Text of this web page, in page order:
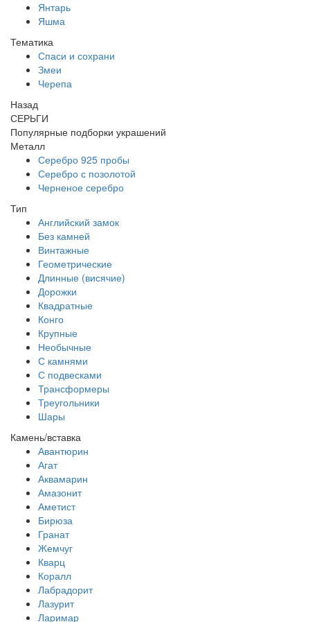
Янтарь
Яшма
Тематика
Спаси и сохрани
Змеи
Черепа
Назад
СЕРЬГИ
Популярные подборки украшений
Металл
Серебро 925 пробы
Серебро с позолотой
Черненое серебро
Тип
Английский замок
Без камней
Винтажные
Геометрические
Длинные (висячие)
Дорожки
Квадратные
Конго
Крупные
Необычные
С камнями
С подвесками
Трансформеры
Треугольники
Шары
Камень/вставка
Авантюрин
Агат
Аквамарин
Амазонит
Аметист
Бирюза
Гранат
Жемчуг
Кварц
Коралл
Лабрадорит
Лазурит
Ларимар